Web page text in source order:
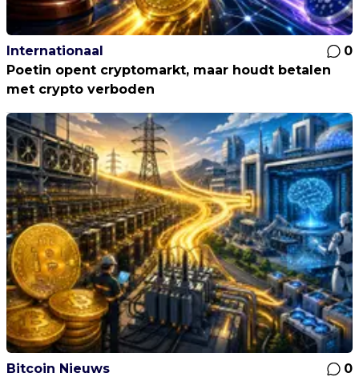
Internationaal
0
Poetin opent cryptomarkt, maar houdt betalen
met crypto verboden
Bitcoin Nieuws
0